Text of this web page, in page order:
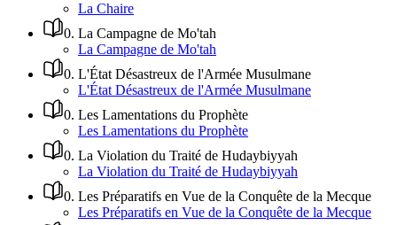
La Chaire
0. La Campagne de Mo'tah
La Campagne de Mo'tah
0. L'État Désastreux de l'Armée Musulmane
L'État Désastreux de l'Armée Musulmane
0. Les Lamentations du Prophète
Les Lamentations du Prophète
0. La Violation du Traité de Hudaybiyyah
La Violation du Traité de Hudaybiyyah
0. Les Préparatifs en Vue de la Conquête de la Mecque
Les Préparatifs en Vue de la Conquête de la Mecque